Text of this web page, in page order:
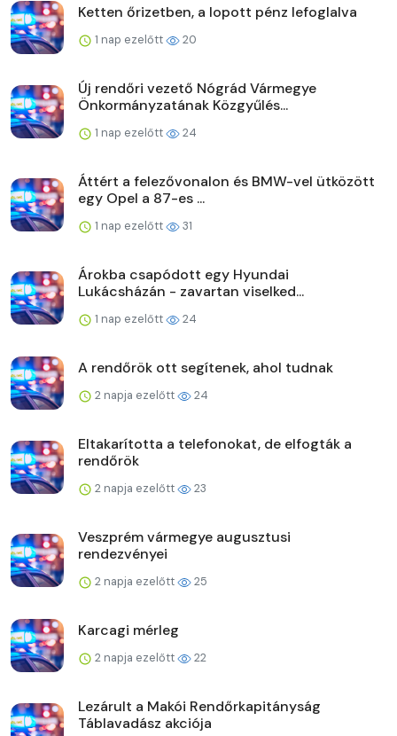
Ketten őrizetben, a lopott pénz lefoglalva
1 nap ezelőtt 20
Új rendőri vezető Nógrád Vármegye
Önkormányzatának Közgyűlés...
1 nap ezelőtt 24
Áttért a felezővonalon és BMW-vel ütközött
egy Opel a 87-es ...
1 nap ezelőtt 31
Árokba csapódott egy Hyundai
Lukácsházán - zavartan viselked...
1 nap ezelőtt 24
A rendőrök ott segítenek, ahol tudnak
2 napja ezelőtt 24
Eltakarította a telefonokat, de elfogták a
rendőrök
2 napja ezelőtt 23
Veszprém vármegye augusztusi
rendezvényei
2 napja ezelőtt 25
Karcagi mérleg
2 napja ezelőtt 22
Lezárult a Makói Rendőrkapitányság
Táblavadász akciója